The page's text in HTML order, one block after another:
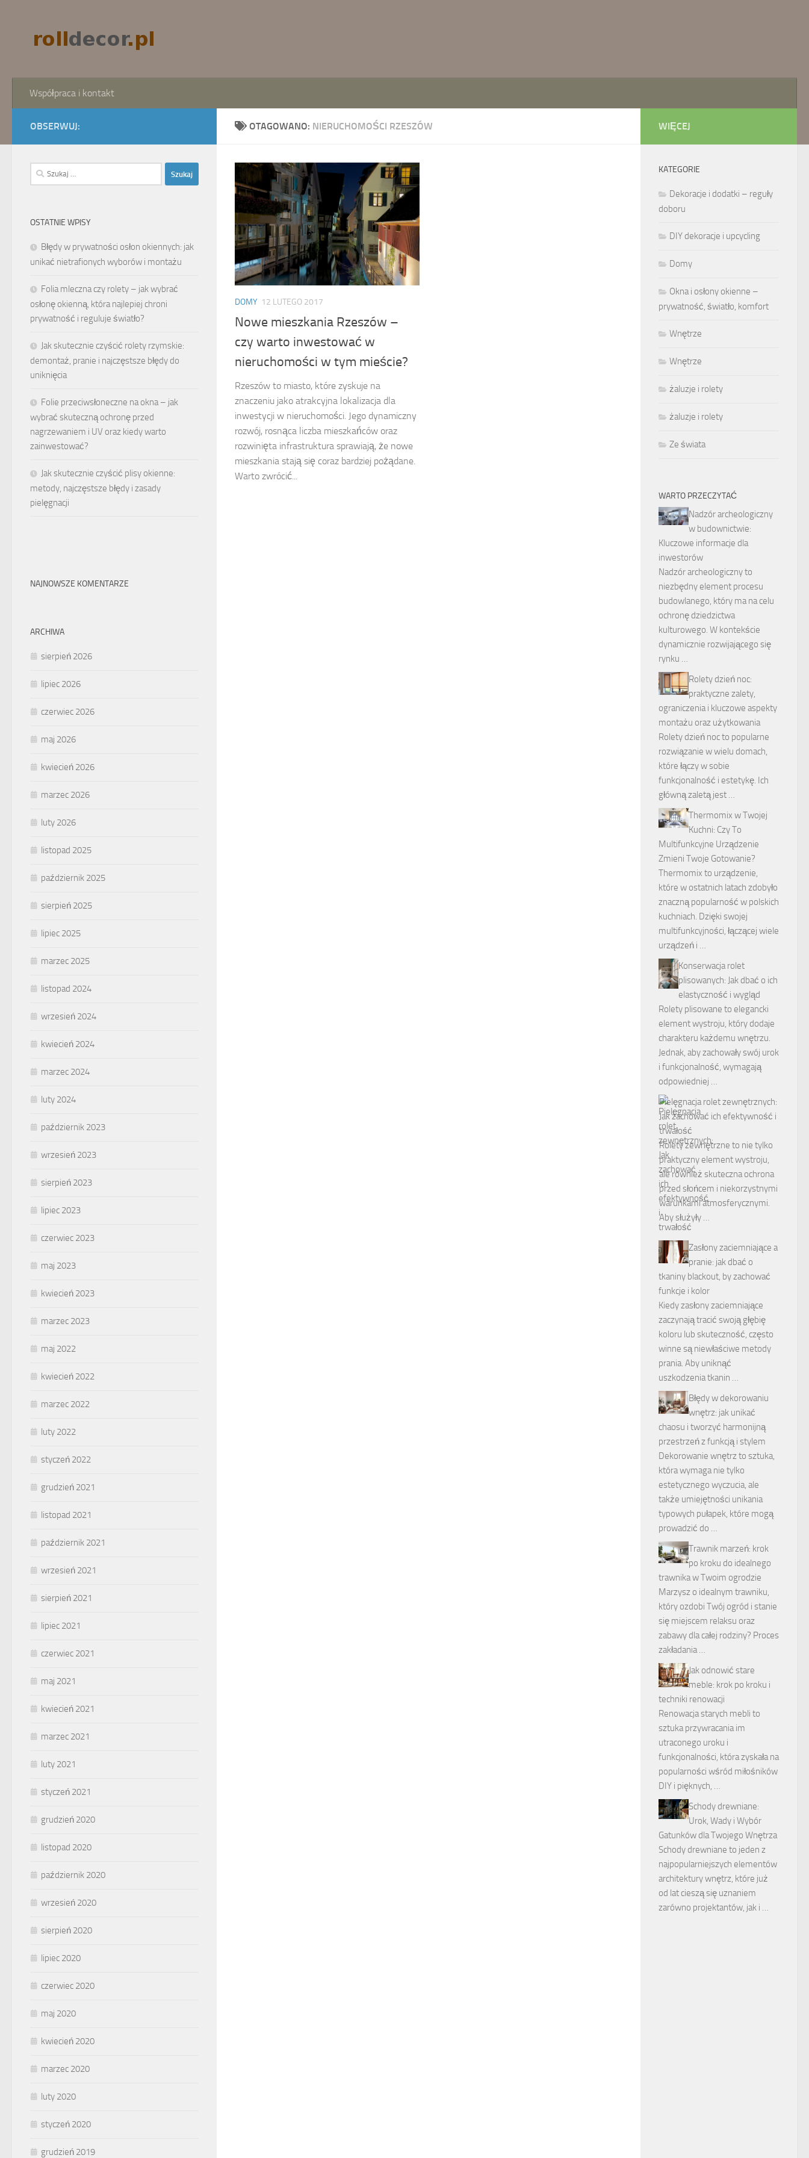
Współpraca i kontakt
OTAGOWANO: NIERUCHOMOŚCI RZESZÓW
DOMY 12 LUTEGO 2017
Nowe mieszkania Rzeszów –
czy warto inwestować w
nieruchomości w tym mieście?
Rzeszów to miasto, które zyskuje na
znaczeniu jako atrakcyjna lokalizacja dla
inwestycji w nieruchomości. Jego dynamiczny
rozwój, rosnąca liczba mieszkańców oraz
rozwinięta infrastruktura sprawiają, że nowe
mieszkania stają się coraz bardziej pożądane.
Warto zwrócić...
OBSERWUJ:
Szukaj:
OSTATNIE WPISY
Błędy w prywatności osłon okiennych: jak
unikać nietrafionych wyborów i montażu
Folia mleczna czy rolety – jak wybrać
osłonę okienną, która najlepiej chroni
prywatność i reguluje światło?
Jak skutecznie czyścić rolety rzymskie:
demontaż, pranie i najczęstsze błędy do
uniknięcia
Folie przeciwsłoneczne na okna – jak
wybrać skuteczną ochronę przed
nagrzewaniem i UV oraz kiedy warto
zainwestować?
Jak skutecznie czyścić plisy okienne:
metody, najczęstsze błędy i zasady
pielęgnacji
NAJNOWSZE KOMENTARZE
ARCHIWA
sierpień 2026
lipiec 2026
czerwiec 2026
maj 2026
kwiecień 2026
marzec 2026
luty 2026
listopad 2025
październik 2025
sierpień 2025
lipiec 2025
marzec 2025
listopad 2024
wrzesień 2024
kwiecień 2024
marzec 2024
luty 2024
październik 2023
wrzesień 2023
sierpień 2023
lipiec 2023
czerwiec 2023
maj 2023
kwiecień 2023
marzec 2023
maj 2022
kwiecień 2022
marzec 2022
luty 2022
styczeń 2022
grudzień 2021
listopad 2021
październik 2021
wrzesień 2021
sierpień 2021
lipiec 2021
czerwiec 2021
maj 2021
kwiecień 2021
marzec 2021
luty 2021
styczeń 2021
grudzień 2020
listopad 2020
październik 2020
wrzesień 2020
sierpień 2020
lipiec 2020
czerwiec 2020
maj 2020
kwiecień 2020
marzec 2020
luty 2020
styczeń 2020
grudzień 2019
WIĘCEJ
KATEGORIE
Dekoracje i dodatki – reguły
doboru
DIY dekoracje i upcycling
Domy
Okna i osłony okienne –
prywatność, światło, komfort
Wnętrze
Wnętrze
żaluzje i rolety
żaluzje i rolety
Ze świata
WARTO PRZECZYTAĆ
Nadzór archeologiczny
w budownictwie:
Kluczowe informacje dla
inwestorów
Nadzór archeologiczny to
niezbędny element procesu
budowlanego, który ma na celu
ochronę dziedzictwa
kulturowego. W kontekście
dynamicznie rozwijającego się
rynku …
Rolety dzień noc:
praktyczne zalety,
ograniczenia i kluczowe aspekty
montażu oraz użytkowania
Rolety dzień noc to popularne
rozwiązanie w wielu domach,
które łączy w sobie
funkcjonalność i estetykę. Ich
główną zaletą jest …
Thermomix w Twojej
Kuchni: Czy To
Multifunkcyjne Urządzenie
Zmieni Twoje Gotowanie?
Thermomix to urządzenie,
które w ostatnich latach zdobyło
znaczną popularność w polskich
kuchniach. Dzięki swojej
multifunkcyjności, łączącej wiele
urządzeń i …
Konserwacja rolet
plisowanych: Jak dbać o ich
elastyczność i wygląd
Rolety plisowane to elegancki
element wystroju, który dodaje
charakteru każdemu wnętrzu.
Jednak, aby zachowały swój urok
i funkcjonalność, wymagają
odpowiedniej …
Pielęgnacja rolet zewnętrznych:
Jak zachować ich efektywność i
trwałość
Rolety zewnętrzne to nie tylko
praktyczny element wystroju,
ale również skuteczna ochrona
przed słońcem i niekorzystnymi
warunkami atmosferycznymi.
Aby służyły …
Zasłony zaciemniające a
pranie: jak dbać o
tkaniny blackout, by zachować
funkcje i kolor
Kiedy zasłony zaciemniające
zaczynają tracić swoją głębię
koloru lub skuteczność, często
winne są niewłaściwe metody
prania. Aby uniknąć
uszkodzenia tkanin …
Błędy w dekorowaniu
wnętrz: jak unikać
chaosu i tworzyć harmonijną
przestrzeń z funkcją i stylem
Dekorowanie wnętrz to sztuka,
która wymaga nie tylko
estetycznego wyczucia, ale
także umiejętności unikania
typowych pułapek, które mogą
prowadzić do …
Trawnik marzeń: krok
po kroku do idealnego
trawnika w Twoim ogrodzie
Marzysz o idealnym trawniku,
który ozdobi Twój ogród i stanie
się miejscem relaksu oraz
zabawy dla całej rodziny? Proces
zakładania …
Jak odnowić stare
meble: krok po kroku i
techniki renowacji
Renowacja starych mebli to
sztuka przywracania im
utraconego uroku i
funkcjonalności, która zyskała na
popularności wśród miłośników
DIY i pięknych, …
Schody drewniane:
Urok, Wady i Wybór
Gatunków dla Twojego Wnętrza
Schody drewniane to jeden z
najpopularniejszych elementów
architektury wnętrz, które już
od lat cieszą się uznaniem
zarówno projektantów, jak i …